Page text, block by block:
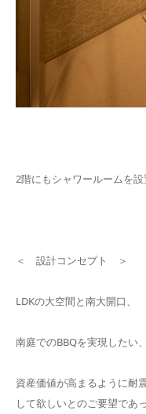
2階にもシャワールームを設
＜ 設計コンセプト ＞
LDKの大空間と南大開口、
南庭でのBBQを実現したい、
資産価値が高まるように耐
して欲しいとのご要望であっ